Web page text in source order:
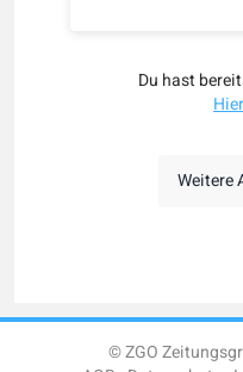
Du hast
Weitere
© ZGO